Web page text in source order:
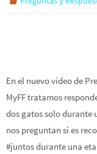
En el nuevo vídeo de
MyFF tratamos
dos gatos solo durante
nos preguntan si es
#juntos durante una